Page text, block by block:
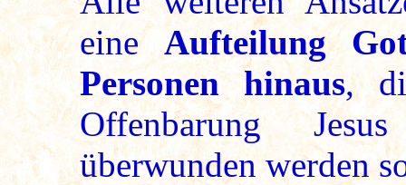
eineAufteilung
Personen hinaus,
Offenbarung
überwunden werden